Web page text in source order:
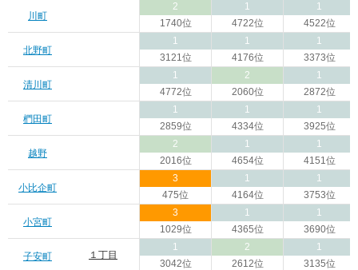
川町
2
1740位
1
4722位
1
4522位
北野町
1
3121位
1
4176位
1
3373位
清川町
1
4772位
2
2060位
1
2872位
椚田町
1
2859位
1
4334位
1
3925位
越野
2
2016位
1
4654位
1
4151位
小比企町
3
475位
1
4164位
1
3753位
小宮町
3
1029位
1
4365位
1
3690位
子安町 １丁目
1
3042位
2
2612位
1
3135位